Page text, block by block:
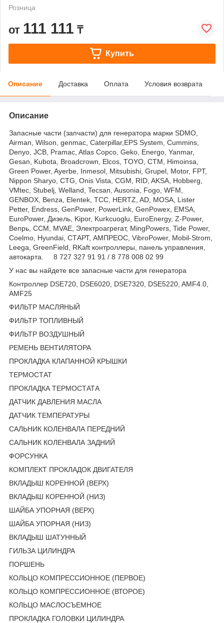
Розница
от 111 111 ₸
Купить
Описание Доставка Оплата Условия возврата
Описание
Запасные части (запчасти) для генератора марки SDMO,
Airman, Wilson, genmac, Caterpillar,EPS System, Cummins,
Denyo, JCB, Pramac, Atlas Copco, Geko, Energo, Yanmar,
Gesan, Kubota, Broadcrown, Elcos, TOYO, CTM, Himoinsa,
Green Power, Ayerbe, Inmesol, Mitsubishi, Grupel, Motor, FPT,
Nippon Sharyo, CTG, Onis Vista, CGM, RID, AKSA, Hobberg,
VMtec, Stubelj, Welland, Tecsan, Ausonia, Fogo, WFM,
GENBOX, Benza, Elentek, TCC, HERTZ, AD, MOSA, Lister
Petter, Endress, GenPower, PowerLink, GenPowex, EMSA,
EuroPower, Дизель, Kipor, Kurkcuoglu, EuroEnergy, Z-Power,
Вепрь, CCM, MVAE, Электроагрегат, MingPowers, Tide Power,
Coelmo, Hyundai, СТАРТ, АМПРЕОС, VibroPower, Mobil-Strom,
Leega, GreenField, RKaft контроллеры, панель управления,
автокарта. 8 727 327 91 91 / 8 778 008 02 99
У нас вы найдете все запасные части для генератора
Контроллер DSE720, DSE6020, DSE7320, DSE5220, AMF4.0,
AMF25
ФИЛЬТР МАСЛЯНЫЙ
ФИЛЬТР ТОПЛИВНЫЙ
ФИЛЬТР ВОЗДУШНЫЙ
РЕМЕНЬ ВЕНТИЛЯТОРА
ПРОКЛАДКА КЛАПАННОЙ КРЫШКИ
ТЕРМОСТАТ
ПРОКЛАДКА ТЕРМОСТАТА
ДАТЧИК ДАВЛЕНИЯ МАСЛА
ДАТЧИК ТЕМПЕРАТУРЫ
САЛЬНИК КОЛЕНВАЛА ПЕРЕДНИЙ
САЛЬНИК КОЛЕНВАЛА ЗАДНИЙ
ФОРСУНКА
КОМПЛЕКТ ПРОКЛАДОК ДВИГАТЕЛЯ
ВКЛАДЫШ КОРЕННОЙ (ВЕРХ)
ВКЛАДЫШ КОРЕННОЙ (НИЗ)
ШАЙБА УПОРНАЯ (ВЕРХ)
ШАЙБА УПОРНАЯ (НИЗ)
ВКЛАДЫШ ШАТУННЫЙ
ГИЛЬЗА ЦИЛИНДРА
ПОРШЕНЬ
КОЛЬЦО КОМПРЕССИОННОЕ (ПЕРВОЕ)
КОЛЬЦО КОМПРЕССИОННОЕ (ВТОРОЕ)
КОЛЬЦО МАСЛОСЪЕМНОЕ
ПРОКЛАДКА ГОЛОВКИ ЦИЛИНДРА